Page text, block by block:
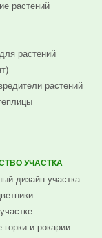
растений
растений
растений
УЧАСТКА
дизайн участка
горки и рокарии